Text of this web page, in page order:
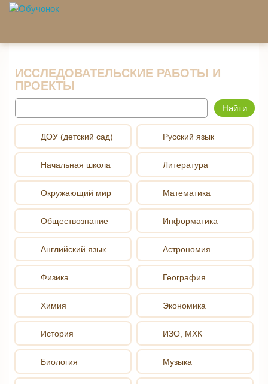
Перейти к основному содержанию
ИССЛЕДОВАТЕЛЬСКИЕ РАБОТЫ И
ПРОЕКТЫ
ДОУ (детский сад)
Начальная школа
Окружающий мир
Обществознание
Английский язык
Русский язык
Литература
Математика
Информатика
Астрономия
Физика
Химия
История
Биология
География
Экономика
ИЗО, МХК
Музыка